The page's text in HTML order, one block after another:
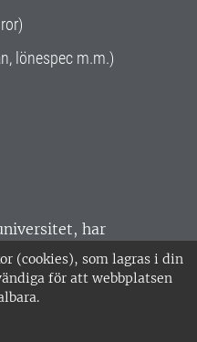
(cookies), som lagras i din
för att webbplatsen
lönespec m.m.)
har
Huvudorter är
SLU är
•
2817 •